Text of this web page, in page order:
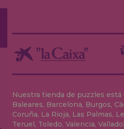
Nuestra tienda de puzzles
Baleares, Barcelona, Burgos,
Coruña, La Rioja, Las Palmas,
Teruel, Toledo, Valencia,